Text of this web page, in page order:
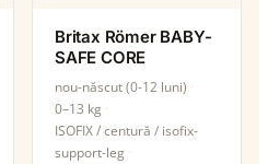
Britax Römer BABY-
SAFE CORE
nou-născut (0-12 luni)
0–13 kg
ISOFIX / centură / isofix-
support-leg